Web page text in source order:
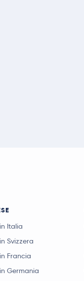
in Italia
in Svizzera
in Francia
in Germania